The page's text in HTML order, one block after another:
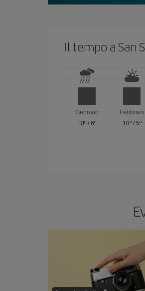
Il tempo a San
Gennaio
10º/6º
Febbraio
10º/ 5º